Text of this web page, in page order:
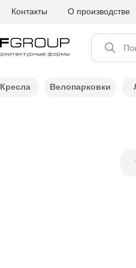
Контакты О производстве
Кресла Велопарковки